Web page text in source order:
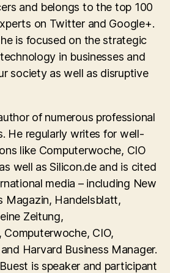
and belongs to the top 100
on Twitter and Google+.
is focused on the strategic
in businesses and
society as well as disruptive
of numerous professional
He regularly writes for well-
like Computerwoche, CIO
well as Silicon.de and is cited
media – including New
Magazin, Handelsblatt,
Zeitung,
CIO,
Harvard Business Manager.
is speaker and participant